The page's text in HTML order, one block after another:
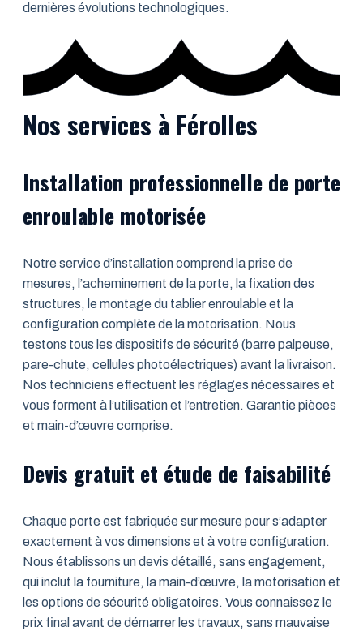
dernières évolutions technologiques.
Nos services à Férolles
Installation professionnelle de porte
enroulable motorisée
Notre service d’installation comprend la prise de
mesures, l’acheminement de la porte, la fixation des
structures, le montage du tablier enroulable et la
configuration complète de la motorisation. Nous
testons tous les dispositifs de sécurité (barre palpeuse,
pare-chute, cellules photoélectriques) avant la livraison.
Nos techniciens effectuent les réglages nécessaires et
vous forment à l’utilisation et l’entretien. Garantie pièces
et main-d’œuvre comprise.
Devis gratuit et étude de faisabilité
Chaque porte est fabriquée sur mesure pour s’adapter
exactement à vos dimensions et à votre configuration.
Nous établissons un devis détaillé, sans engagement,
qui inclut la fourniture, la main-d’œuvre, la motorisation et
les options de sécurité obligatoires. Vous connaissez le
prix final avant de démarrer les travaux, sans mauvaise